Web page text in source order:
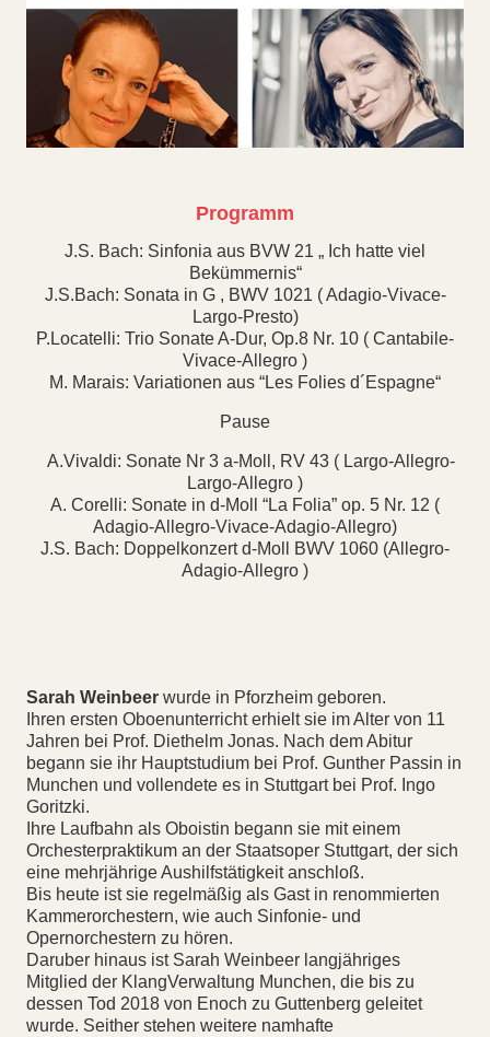
Programm
J.S. Bach: Sinfonia aus BVW 21 „ Ich hatte viel
Bekümmernis“
J.S.Bach: Sonata in G , BWV 1021 ( Adagio-Vivace-
Largo-Presto)
P.Locatelli: Trio Sonate A-Dur, Op.8 Nr. 10 ( Cantabile-
Vivace-Allegro )
M. Marais: Variationen aus “Les Folies d´Espagne“
Pause
A.Vivaldi: Sonate Nr 3 a-Moll, RV 43 ( Largo-Allegro-
Largo-Allegro )
A. Corelli: Sonate in d-Moll “La Folia” op. 5 Nr. 12 (
Adagio-Allegro-Vivace-Adagio-Allegro)
J.S. Bach: Doppelkonzert d-Moll BWV 1060 (Allegro-
Adagio-Allegro )
Sarah Weinbeer wurde in Pforzheim geboren.
Ihren ersten Oboenunterricht erhielt sie im Alter von 11
Jahren bei Prof. Diethelm Jonas. Nach dem Abitur
begann sie ihr Hauptstudium bei Prof. Gunther Passin in
Munchen und vollendete es in Stuttgart bei Prof. Ingo
Goritzki.
Ihre Laufbahn als Oboistin begann sie mit einem
Orchesterpraktikum an der Staatsoper Stuttgart, der sich
eine mehrjährige Aushilfstätigkeit anschloß.
Bis heute ist sie regelmäßig als Gast in renommierten
Kammerorchestern, wie auch Sinfonie- und
Opernorchestern zu hören.
Daruber hinaus ist Sarah Weinbeer langjähriges
Mitglied der KlangVerwaltung Munchen, die bis zu
dessen Tod 2018 von Enoch zu Guttenberg geleitet
wurde. Seither stehen weitere namhafte